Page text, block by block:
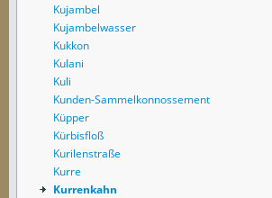
Kujambel
Kujambelwasser
Kukkon
Kulani
Kuli
Kunden-Sammelkonnossement
Küpper
Kürbisfloß
Kurilenstraße
Kurre
Kurrenkahn